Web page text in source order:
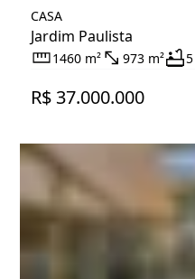
CASA
Jardim Paulista
1460 m² 973 m² 5
R$ 37.000.000